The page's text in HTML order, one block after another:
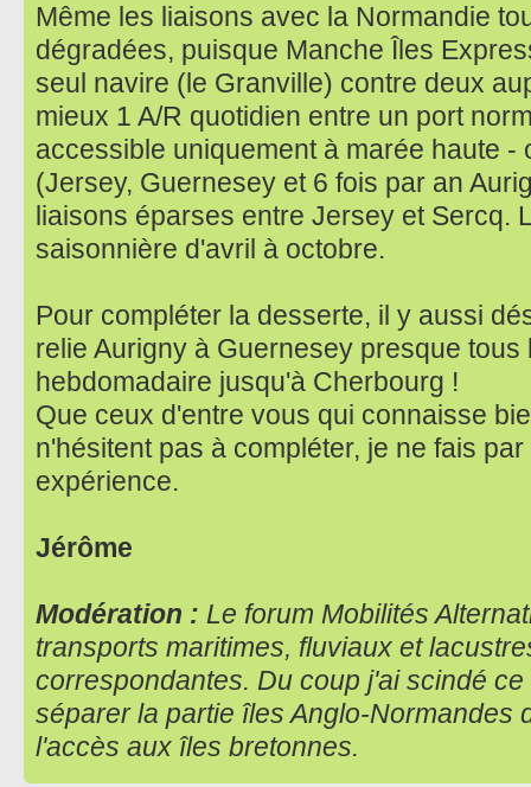
Même les liaisons avec la Normandie
dégradées, puisque Manche Îles
seul navire (le Granville) contre deux
mieux 1 A/R quotidien entre un port
accessible uniquement à marée haute -
(Jersey, Guernesey et 6 fois par an
liaisons éparses entre Jersey et Sercq.
saisonnière d'avril à octobre.
Pour compléter la desserte, il y aussi
relie Aurigny à Guernesey presque tous
hebdomadaire jusqu'à Cherbourg !
Que ceux d'entre vous qui connaisse
n'hésitent pas à compléter, je ne fais
expérience.
Jérôme
Modération : Le forum Mobilités
transports maritimes, fluviaux et
correspondantes. Du coup j'ai scindé
séparer la partie îles Anglo-Normandes
l'accès aux îles bretonnes.